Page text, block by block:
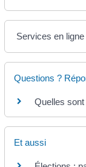
Services en
Questions ?
Quelles
Et aussi